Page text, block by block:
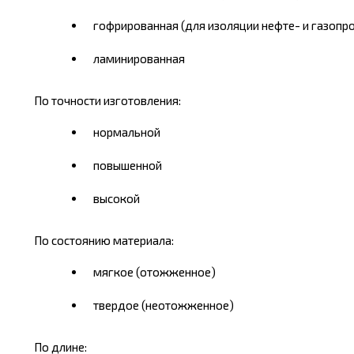
гофрированная (для изоляции нефте- и
ламинированная
По точности изготовления:
нормальной
повышенной
высокой
По состоянию материала:
мягкое (отожженное)
твердое (неотожженное)
По длине: